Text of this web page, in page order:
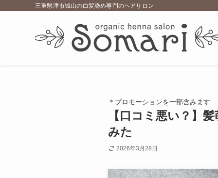
三重県津市城山の白髪染め専門のヘアサロン
＊プロモーションを一部含みます
【口コミ悪い？】
みた
2026年3月28日